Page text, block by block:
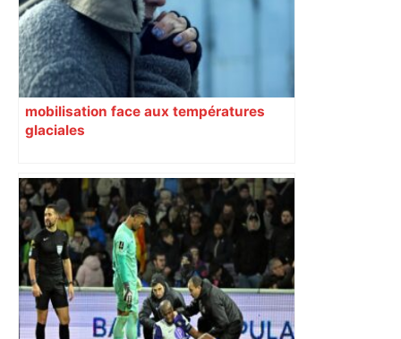
mobilisation face aux températures
glaciales